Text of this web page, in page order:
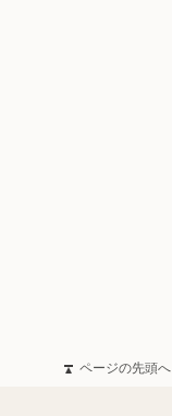
ページの先頭へ